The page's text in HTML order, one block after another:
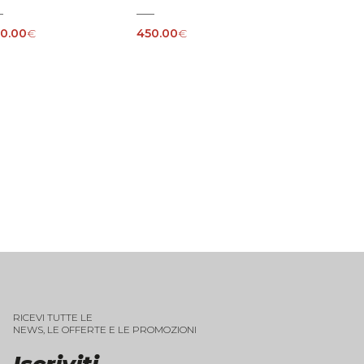
€ 450.00€
RICEVI TUTTE LE
NEWS, LE OFFERTE E LE PROMOZIONI